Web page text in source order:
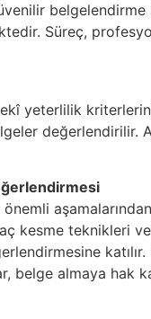
Süreç,
yeterlilik
değerlendirilir.
kesme teknikleri
belge almaya hak